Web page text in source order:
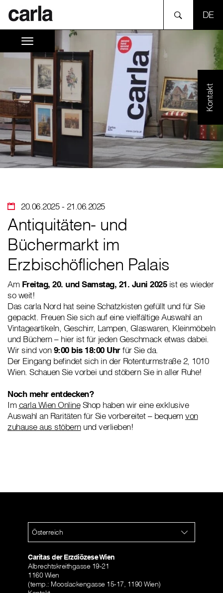
Kontakt
20.06.2025- 21.06.2025
Antiquitäten- und
Büchermarkt im
Erzbischöflichen Palais
Am Freitag, 20. und Samstag, 21. Juni 2025ist es wieder
so weit!
Das carla Nord hat seine Schatzkisten gefüllt und für Sie
gepackt. Freuen Sie sich auf eine vielfältige Auswahl an
Vintageartikeln, Geschirr, Lampen, Glaswaren, Kleinmöbeln
und Büchern – hier ist für jeden Geschmack etwas dabei.
Wir sind von9:00 bis 18:00 Uhrfür Sie da.
Der Eingang befindet sich in der Rotenturmstraße 2, 1010
Wien. Schauen Sie vorbei und stöbern Sie in aller Ruhe!
Noch mehr entdecken?
Im carla Wien OnlineShop haben wir eine exklusive
Auswahl an Raritäten für Sie vorbereitet – bequem von
zuhause aus stöbernund verlieben!
Österreich
Caritas der Erzdiözese Wien
Albrechtskreithgasse 19-21
1160 Wien
(temp.: Mooslackengasse 15-17, 1190 Wien)